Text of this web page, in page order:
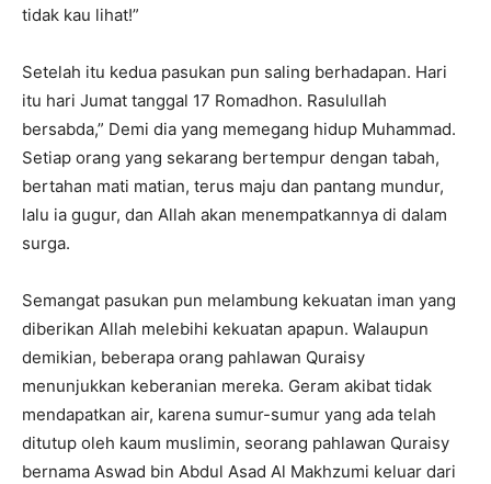
tidak kau lihat!”
Setelah itu kedua pasukan pun saling berhadapan. Hari
itu hari Jumat tanggal 17 Romadhon. Rasulullah
bersabda,” Demi dia yang memegang hidup Muhammad.
Setiap orang yang sekarang bertempur dengan tabah,
bertahan mati matian, terus maju dan pantang mundur,
lalu ia gugur, dan Allah akan menempatkannya di dalam
surga.
Semangat pasukan pun melambung kekuatan iman yang
diberikan Allah melebihi kekuatan apapun. Walaupun
demikian, beberapa orang pahlawan Quraisy
menunjukkan keberanian mereka. Geram akibat tidak
mendapatkan air, karena sumur-sumur yang ada telah
ditutup oleh kaum muslimin, seorang pahlawan Quraisy
bernama Aswad bin Abdul Asad Al Makhzumi keluar dari